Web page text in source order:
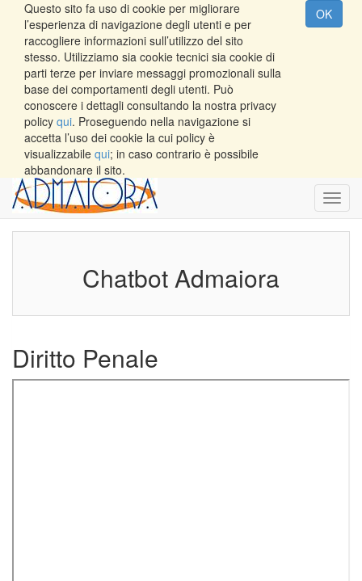
Questo sito fa uso di cookie per migliorare
l’esperienza di navigazione degli utenti e per
raccogliere informazioni sull’utilizzo del sito
stesso. Utilizziamo sia cookie tecnici sia cookie di
parti terze per inviare messaggi promozionali sulla
base dei comportamenti degli utenti. Può
conoscere i dettagli consultando la nostra privacy
policy qui. Proseguendo nella navigazione si
accetta l’uso dei cookie la cui policy è
visualizzabile qui; in caso contrario è possibile
abbandonare il sito.
OK
Chatbot Admaiora
Diritto Penale